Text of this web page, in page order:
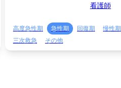
看護師
高度急性期 急性期 回復期 慢性期
三次救急
その他